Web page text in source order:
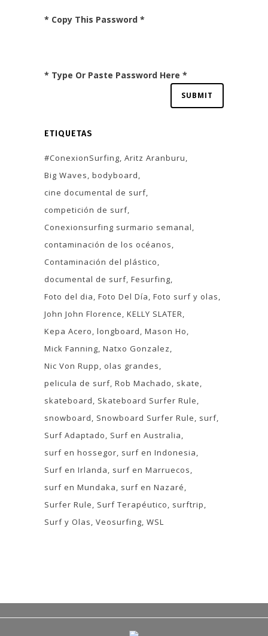
* Copy This Password *
* Type Or Paste Password Here *
ETIQUETAS
#ConexionSurfing Aritz Aranburu
Big Waves bodyboard
cine documental de surf
competición de surf
Conexionsurfing surmario semanal
contaminación de los océanos
Contaminación del plástico
documental de surf Fesurfing
Foto del dia Foto Del Día Foto surf y olas
John John Florence KELLY SLATER
Kepa Acero longboard Mason Ho
Mick Fanning Natxo Gonzalez
Nic Von Rupp
olas grandes
pelicula de surf Rob Machado
skate
skateboard
Skateboard Surfer Rule
snowboard
Snowboard Surfer Rule
surf
Surf Adaptado
Surf en Australia
surf en hossegor surf en Indonesia
Surf en Irlanda
surf en Marruecos
surf en Mundaka
surf en Nazaré
Surfer Rule
Surf Terapéutico
surftrip
Surf y Olas Veosurfing WSL